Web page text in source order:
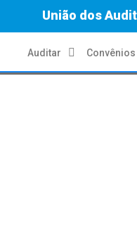
União dos
Auditar